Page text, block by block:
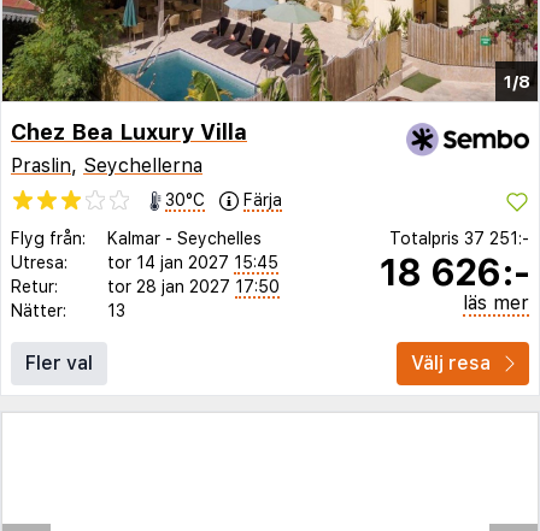
1/8
Chez Bea Luxury Villa
Praslin, Seychellerna
30°C
Färja
Flyg från:
Kalmar - Seychelles
Utresa:
tor 14 jan 2027 15:45
Retur:
tor 28 jan 2027 17:50
Nätter:
13
Totalpris 37 251:-
18 626:-
läs mer
Fler val Välj resa